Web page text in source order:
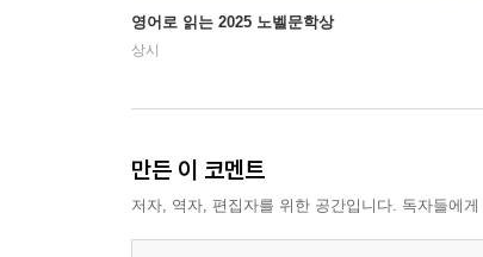
영어로 읽는 2025 노벨문학상
상시
만든 이 코멘트
저자, 역자, 편집자를 위한 공간입니다. 독자들에